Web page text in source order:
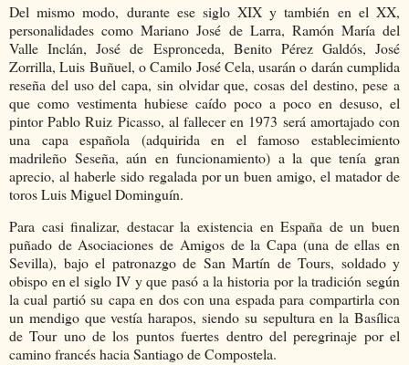
Del mismo modo, durante ese siglo XIX y también en el XX,
personalidades como Mariano José de Larra, Ramón María del
Valle Inclán, José de Espronceda, Benito Pérez Galdós, José
Zorrilla, Luis Buñuel, o Camilo José Cela, usarán o darán cumplida
reseña del uso del capa, sin olvidar que, cosas del destino, pese a
que como vestimenta hubiese caído poco a poco en desuso, el
pintor Pablo Ruiz Picasso, al fallecer en 1973 será amortajado con
una capa española (adquirida en el famoso establecimiento
madrileño Seseña, aún en funcionamiento) a la que tenía gran
aprecio, al haberle sido regalada por un buen amigo, el matador de
toros Luis Miguel Dominguín.
Para casi finalizar, destacar la existencia en España de un buen
puñado de Asociaciones de Amigos de la Capa (una de ellas en
Sevilla), bajo el patronazgo de San Martín de Tours, soldado y
obispo en el siglo IV y que pasó a la historia por la tradición según
la cual partió su capa en dos con una espada para compartirla con
un mendigo que vestía harapos, siendo su sepultura en la Basílica
de Tour uno de los puntos fuertes dentro del peregrinaje por el
camino francés hacia Santiago de Compostela.